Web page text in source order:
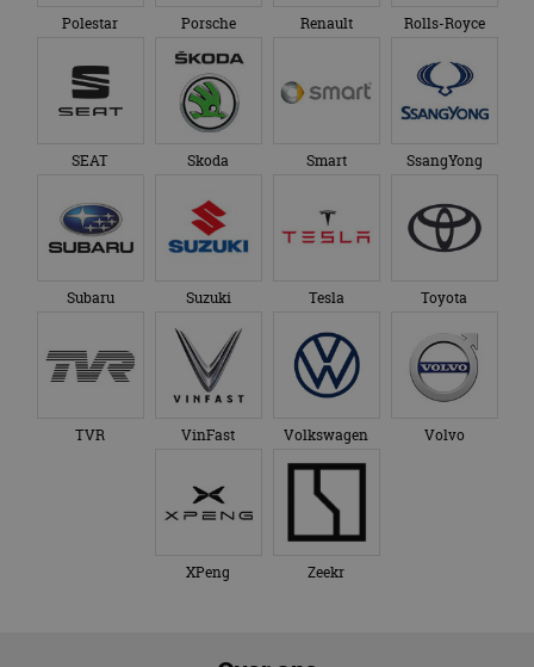
Polestar Porsche Renault Rolls-Royce
SEAT Skoda Smart SsangYong
Subaru Suzuki Tesla Toyota
TVR VinFast Volkswagen Volvo
XPeng Zeekr